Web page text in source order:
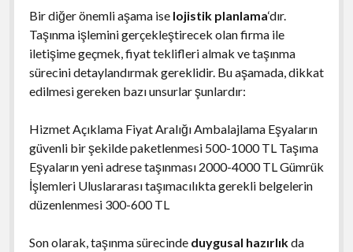
Bir diğer önemli aşama ise lojistik planlama‘dır.
Taşınma işlemini gerçekleştirecek olan firma ile
iletişime geçmek, fiyat teklifleri almak ve taşınma
sürecini detaylandırmak gereklidir. Bu aşamada, dikkat
edilmesi gereken bazı unsurlar şunlardır:
Hizmet Açıklama Fiyat Aralığı Ambalajlama Eşyaların
güvenli bir şekilde paketlenmesi 500-1000 TL Taşıma
Eşyaların yeni adrese taşınması 2000-4000 TL Gümrük
İşlemleri Uluslararası taşımacılıkta gerekli belgelerin
düzenlenmesi 300-600 TL
Son olarak, taşınma sürecinde duygusal hazırlıkda